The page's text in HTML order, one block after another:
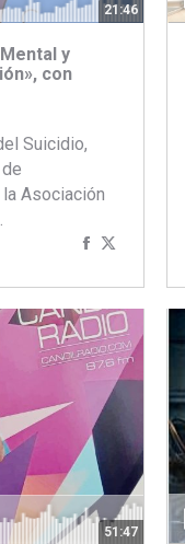
21:46
y
con
Suicidio,
Asociación
Compartir
Facebook
Twitter
51:47